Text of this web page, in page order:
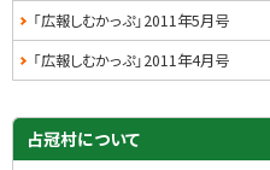
「広報しむかっぷ」2011年5月号
「広報しむかっぷ」2011年4月号
占冠村について